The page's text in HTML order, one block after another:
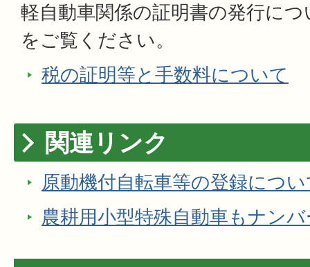
軽自動車関係の証明書の発行に
をご覧ください。
税の証明等と手数料について
関連リンク
原動機付自転車等の登録につ
農耕用小型特殊自動車もナン